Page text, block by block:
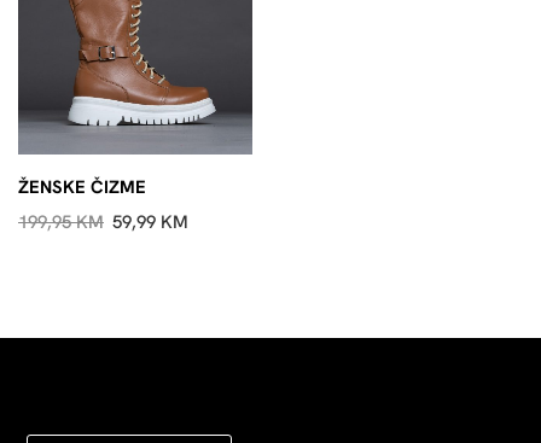
ŽENSKE ČIZME
199,95KM 59,99 KM